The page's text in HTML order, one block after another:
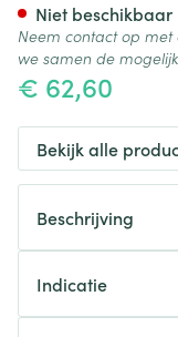
€ 62,60
Niet beschikbaar
Neem contact op
we samen de
Bekijk alle
Beschrijving
Indicatie